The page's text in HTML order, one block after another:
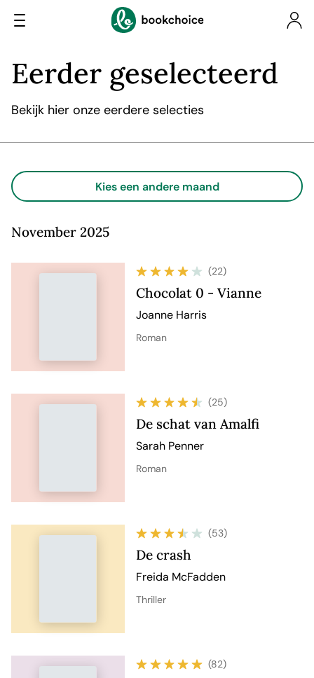
Eerder geselecteerd
Bekijk hier onze eerdere selecties
Kies een andere maand
November 2025
(22)
Chocolat 0 - Vianne
Joanne Harris
Roman
(25)
De schat van Amalfi
Sarah Penner
Roman
(53)
De crash
Freida McFadden
Thriller
(82)